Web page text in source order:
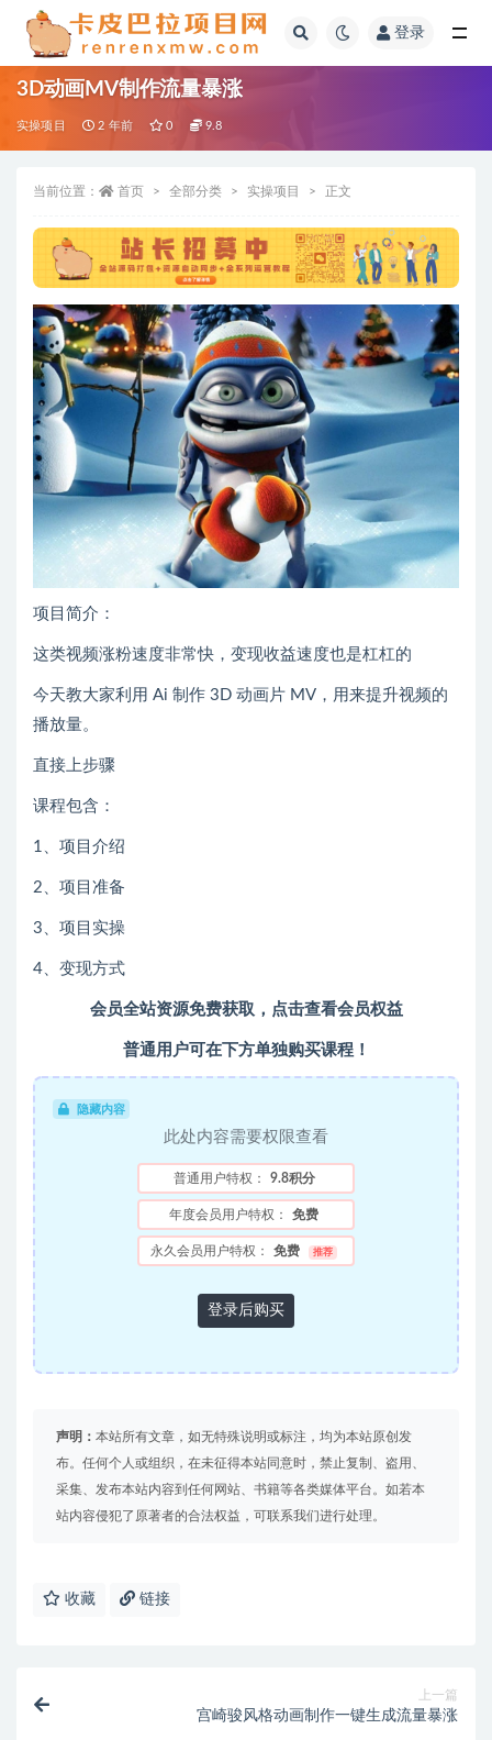
登录
3D动画MV制作流量暴涨
实操项目 2 年前 0 9.8
当前位置： 首页 全部分类 实操项目 正文
项目简介：
这类视频涨粉速度非常快，变现收益速度也是杠杠的
今天教大家利用 Ai 制作 3D 动画片 MV，用来提升视频的
播放量。
直接上步骤
课程包含：
1、项目介绍
2、项目准备
3、项目实操
4、变现方式
会员全站资源免费获取，点击查看会员权益
普通用户可在下方单独购买课程！
隐藏内容
此处内容需要权限查看
普通用户特权： 9.8积分
年度会员用户特权： 免费
永久会员用户特权： 免费 推荐
登录后购买
声明： 本站所有文章，如无特殊说明或标注，均为本站原创发
布。任何个人或组织，在未征得本站同意时，禁止复制、盗用、
采集、发布本站内容到任何网站、书籍等各类媒体平台。如若本
站内容侵犯了原著者的合法权益，可联系我们进行处理。
收藏 链接
上一篇
宫崎骏风格动画制作一键生成流量暴涨
全部